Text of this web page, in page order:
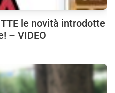
le novità introdotte
– VIDEO